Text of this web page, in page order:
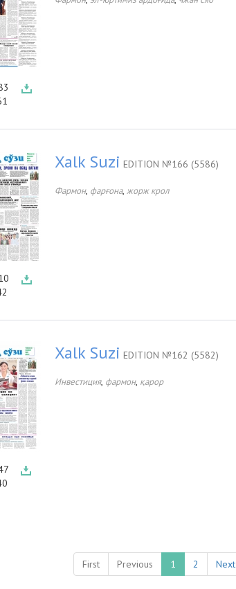
Xalk Suzi EDITION №166 (5586)
Фармон, фарғона, жорж крол
Xalk Suzi EDITION №162 (5582)
Инвестиция, фармон, қарор
First Previous 1 2 Next